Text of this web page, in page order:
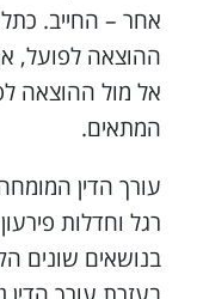
אחר – החייב.
ההוצאה לפועל,
אל מול ההוצאה
המתאים.
עורך הדין
רגל וחדלות
בנושאים שונים